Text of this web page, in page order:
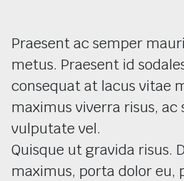
Praesent ac semper
metus. Praesent id
consequat at lacus vitae
maximus viverra risus, ac
vulputate vel.
Quisque ut gravida risus.
maximus, porta dolor eu,